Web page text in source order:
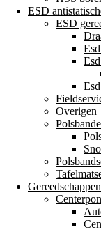
ESD
ESD
Overigen
Gereedschappen